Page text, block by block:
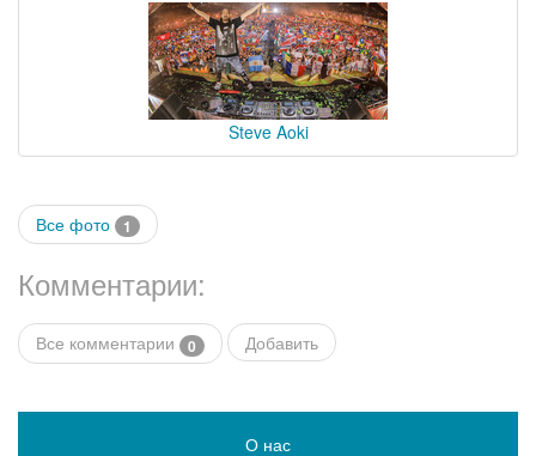
Steve Aoki
Все фото 1
Комментарии:
Все комментарии 0 Добавить
О нас